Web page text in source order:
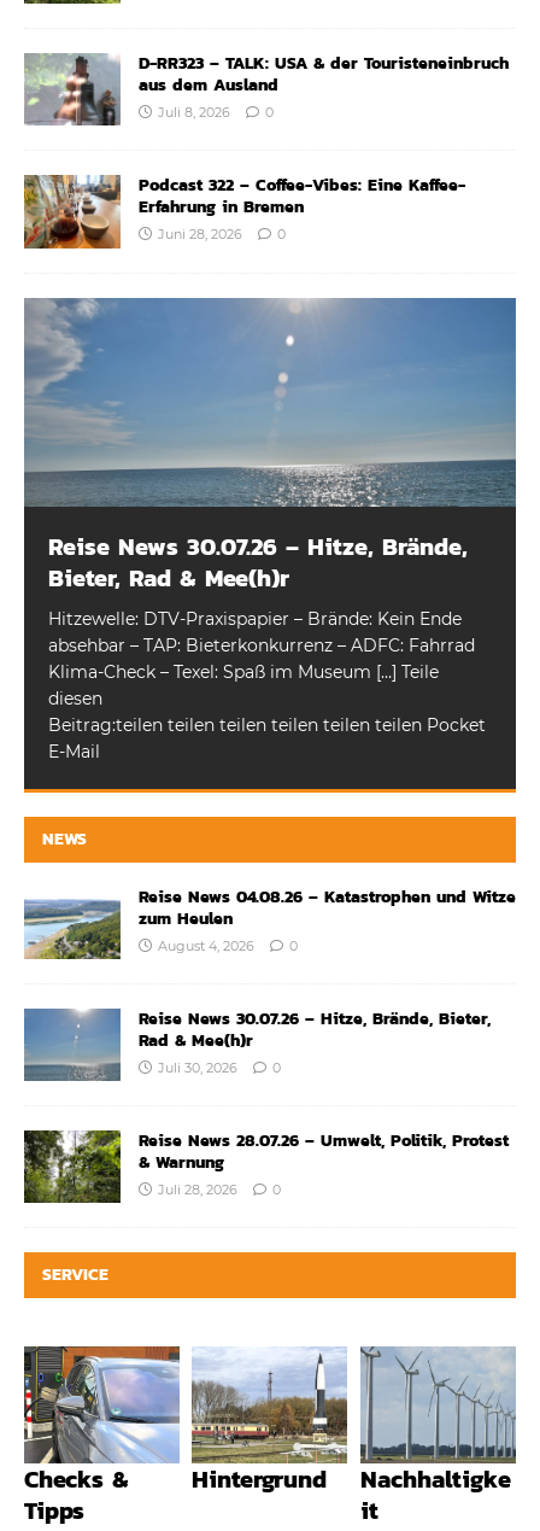
D-RR323 – TALK: USA & der Touristeneinbruch
aus dem Ausland
Juli 8, 2026 0
Podcast 322 – Coffee-Vibes: Eine Kaffee-
Erfahrung in Bremen
Juni 28, 2026 0
Reise News 30.07.26 – Hitze, Brände,
Bieter, Rad & Mee(h)r
Hitzewelle: DTV-Praxispapier – Brände: Kein Ende
absehbar – TAP: Bieterkonkurrenz – ADFC: Fahrrad
Klima-Check – Texel: Spaß im Museum […] Teile
diesen
Beitrag:teilen teilen teilen teilen teilen teilen Pocket
E-Mail
NEWS
Reise News 04.08.26 – Katastrophen und Witze
zum Heulen
August 4, 2026 0
Reise News 30.07.26 – Hitze, Brände, Bieter,
Rad & Mee(h)r
Juli 30, 2026 0
Reise News 28.07.26 – Umwelt, Politik, Protest
& Warnung
Juli 28, 2026 0
SERVICE
Checks &
Tipps
Hintergrund
Nachhaltigke
it